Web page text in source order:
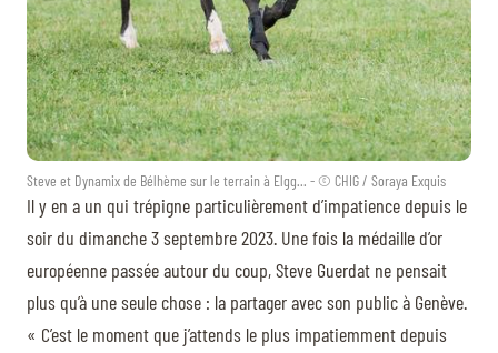
Steve et Dynamix de Bélhème sur le terrain à Elgg... - © CHIG / Soraya Exquis
Il y en a un qui trépigne particulièrement d’impatience depuis le
soir du dimanche 3 septembre 2023. Une fois la médaille d’or
européenne passée autour du coup, Steve Guerdat ne pensait
plus qu’à une seule chose : la partager avec son public à Genève.
« C’est le moment que j’attends le plus impatiemment depuis